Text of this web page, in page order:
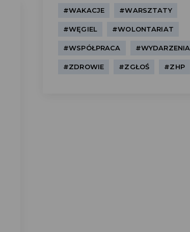
#WAKACJE #WARSZTATY
#WĘGIEL #WOLONTARIAT
#WSPÓŁPRACA #WYDARZENIA
#ZDROWIE #ZGŁOŚ #ZHP